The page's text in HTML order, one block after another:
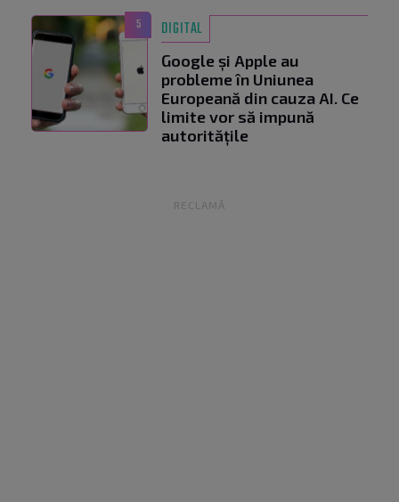
5 DIGITAL
Google și Apple au
probleme în Uniunea
Europeană din cauza AI. Ce
limite vor să impună
autoritățile
RECLAMĂ